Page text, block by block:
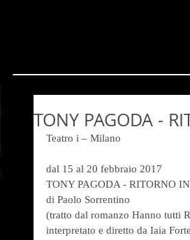
TONY PAGODA -
Teatro i – Milano
dal 15 al 20 febbraio 2017
TONY PAGODA - RITORNO
di Paolo Sorrentino
(tratto dal romanzo Hanno tutti
interpretato e diretto da Iaia Forte